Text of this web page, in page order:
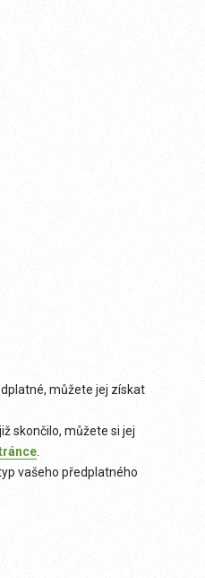
můžete jej získat
skončilo, můžete si jej
vašeho předplatného